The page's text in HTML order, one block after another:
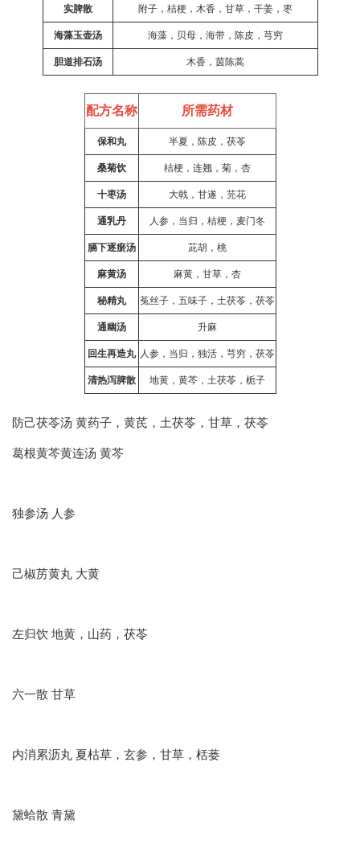
实脾散 附子，桔梗，木香，甘草，干姜，枣
海藻玉壶汤 海藻，贝母，海带，陈皮，芎穷
胆道排石汤 木香，茵陈蒿
配方名称 所需药材
保和丸 半夏，陈皮，茯苓
桑菊饮 桔梗，连翘，菊，杏
十枣汤 大戟，甘遂，芫花
通乳丹 人参，当归，桔梗，麦门冬
膈下逐瘀汤 茈胡，桃
麻黄汤 麻黄，甘草，杏
秘精丸 菟丝子，五味子，土茯苓，茯苓
通幽汤 升麻
回生再造丸 人参，当归，独活，芎穷，茯苓
清热泻脾散 地黄，黄芩，土茯苓，栀子
防己茯苓汤 黄药子，黄芪，土茯苓，甘草，茯苓
葛根黄芩黄连汤 黄芩
独参汤 人参
己椒苈黄丸 大黄
左归饮 地黄，山药，茯苓
六一散 甘草
内消累沥丸 夏枯草，玄参，甘草，栝蒌
黛蛤散 青黛